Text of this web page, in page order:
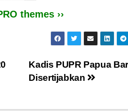
themes ››
Kadis PUPR Papua
Disertijabkan